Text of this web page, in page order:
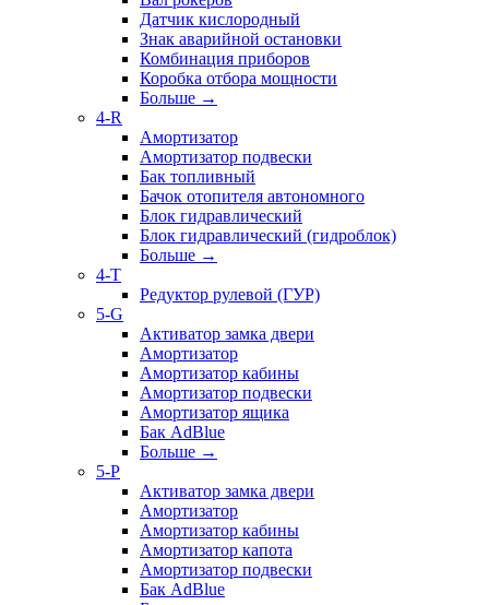
Датчик кислородный
Знак аварийной остановки
Комбинация приборов
Коробка отбора мощности
Больше →
4-R
Амортизатор
Амортизатор подвески
Бак топливный
Бачок отопителя автономного
Блок гидравлический
Блок гидравлический (гидроблок)
Больше →
4-T
Редуктор рулевой (ГУР)
5-G
Активатор замка двери
Амортизатор
Амортизатор кабины
Амортизатор подвески
Амортизатор ящика
Бак AdBlue
Больше →
5-P
Активатор замка двери
Амортизатор
Амортизатор кабины
Амортизатор капота
Амортизатор подвески
Бак AdBlue